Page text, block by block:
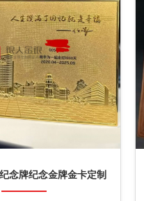
念牌纪念金牌金卡定制